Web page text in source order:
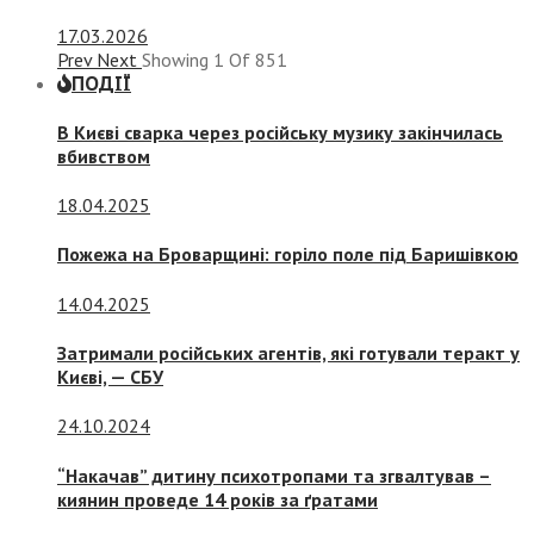
17.03.2026
Prev Next Showing 1 Of 851
ПОДІЇ
В Києві сварка через російську музику закінчилась
вбивством
18.04.2025
Пожежа на Броварщині: горіло поле під Баришівкою
14.04.2025
Затримали російських агентів, які готували теракт у
Києві, — СБУ
24.10.2024
“Накачав” дитину психотропами та згвалтував –
киянин проведе 14 років за ґратами